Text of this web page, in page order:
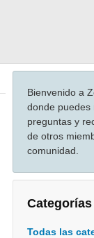
Bienvenido a
donde puedes
preguntas y
de otros
comunidad.
Categorías
Todas las